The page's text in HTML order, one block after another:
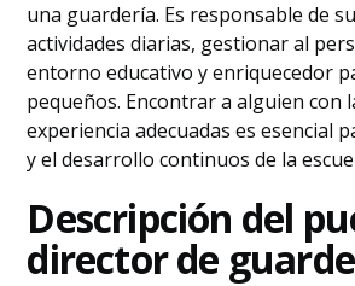
una guardería. Es responsable de
actividades diarias, gestionar al
entorno educativo y enriquecedor
pequeños. Encontrar a alguien con
experiencia adecuadas es esencial
y el desarrollo continuos de la
Descripción del
director de